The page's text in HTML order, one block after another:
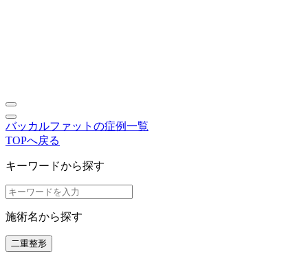
バッカルファットの症例一覧
TOPへ戻る
キーワードから探す
施術名から探す
二重整形